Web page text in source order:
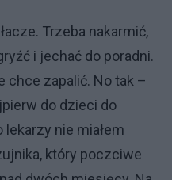
Trzeba nakarmić,
i jechać do poradni.
chce zapalić. No tak –
do dzieci do
nie miałem
który poczciwe